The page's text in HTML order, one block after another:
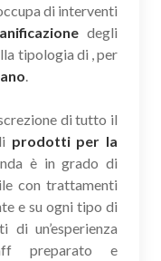
di interventi
degli
tipologia di , per
.
di tutto il
prodotti per la
è in grado di
con trattamenti
e su ogni tipo di
un’esperienza
preparato e